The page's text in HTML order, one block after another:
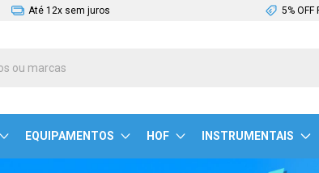
Até 12x sem juros 5% OFF
EQUIPAMENTOS HOF INSTRUMENTAIS